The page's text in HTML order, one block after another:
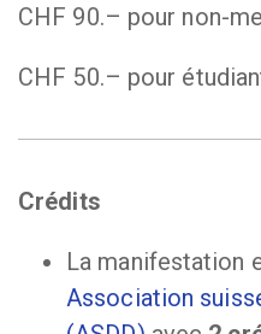
CHF 90.– pour non-
CHF 50.– pour
Crédits
La manifestation
Association